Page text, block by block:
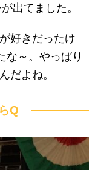
出てました。
好きだったけ
な～。やっぱり
だよね。
Q